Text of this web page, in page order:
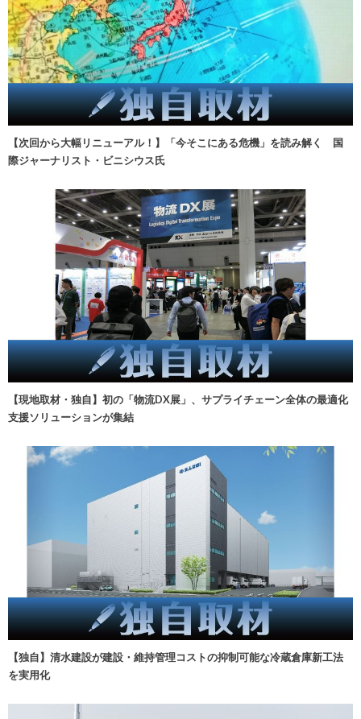
【次回から大幅リニューアル！】「今そこにある危機」を読み解く 国
際ジャーナリスト・ビニシウス氏
【現地取材・独自】初の「物流DX展」、サプライチェーン全体の最適化
支援ソリューションが集結
【独自】清水建設が建設・維持管理コストの抑制可能な冷蔵倉庫新工法
を実用化